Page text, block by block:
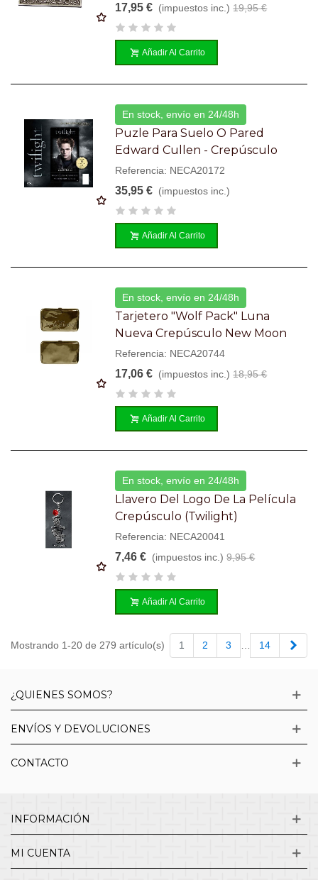
17,95 € (impuestos inc.) 19,95 €
Añadir Al Carrito
En stock, envío en 24/48h
Puzle Para Suelo O Pared
Edward Cullen - Crepúsculo
Referencia: NECA20172
35,95 € (impuestos inc.)
Añadir Al Carrito
En stock, envío en 24/48h
Tarjetero "Wolf Pack" Luna
Nueva Crepúsculo New Moon
Referencia: NECA20744
17,06 € (impuestos inc.) 18,95 €
Añadir Al Carrito
En stock, envío en 24/48h
Llavero Del Logo De La Película
Crepúsculo (Twilight)
Referencia: NECA20041
7,46 € (impuestos inc.) 9,95 €
Añadir Al Carrito
Mostrando 1-20 de 279 artículo(s) 1 2 3 14
¿QUIENES SOMOS?
ENVÍOS Y DEVOLUCIONES
CONTACTO
INFORMACIÓN
MI CUENTA